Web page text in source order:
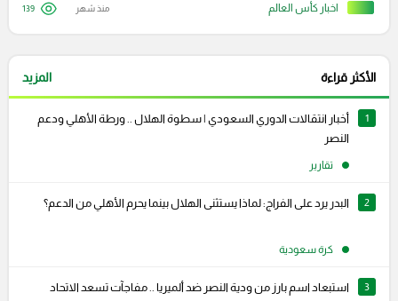
اخبار كأس العالم منذ شهر 139
الأكثر قراءة المزيد
1
أخبار انتقالات الدوري السعودي | سطوة الهلال .. ورطة الأهلي ودعم
النصر
تقارير
2 البدر يرد على الفراج: لماذا يستثنى الهلال بينما يحرم الأهلي من الدعم؟
كرة سعودية
3 استبعاد اسم بارز من ودية النصر ضد ألميريا .. مفاجآت تسعد الاتحاد